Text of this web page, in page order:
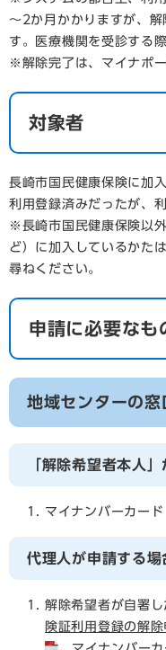
～2か月かかりますが、
す。医療機関を受診する
※解除完了は、マイナポ
対象者
長崎市国民健康保険に加
利用登録済みだったが、
※長崎市国民健康保険以
ど）に加入しているかた
尋ねください。
申請に必要なも
地域センターの
「解除希望者本人
マイナンバーカード
代理人が申請する場
解除希望者が自署し
険証利用登録の解